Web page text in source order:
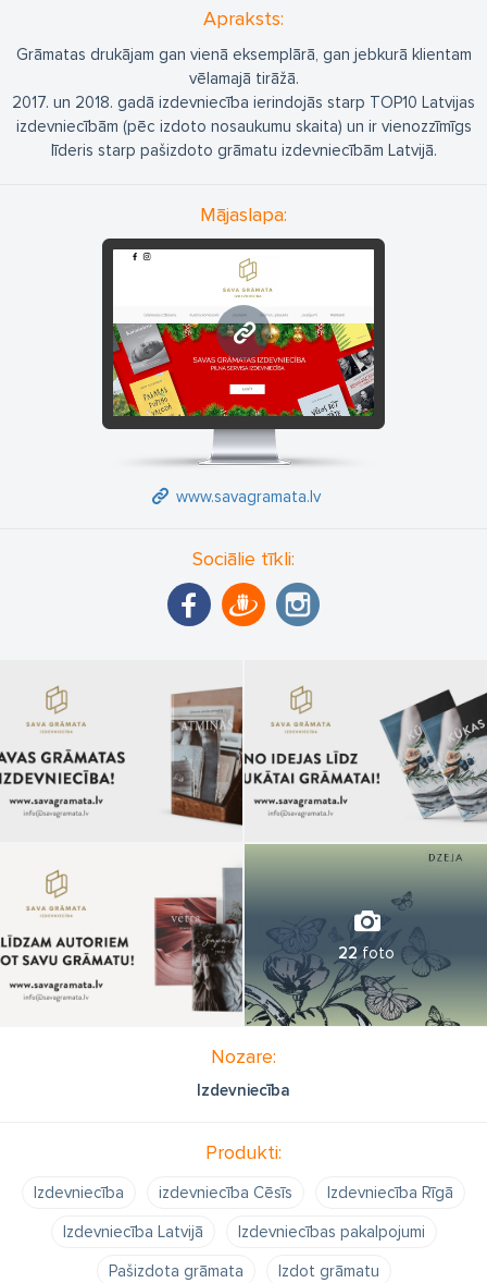
Apraksts:
Grāmatas drukājam gan vienā eksemplārā, gan jebkurā klientam
vēlamajā tirāžā.
2017. un 2018. gadā izdevniecība ierindojās starp TOP10 Latvijas
izdevniecībām (pēc izdoto nosaukumu skaita) un ir vienozzīmīgs
līderis starp pašizdoto grāmatu izdevniecībām Latvijā.
Mājaslapa:
www.savagramata.lv
www.savagramata.lv
Sociālie tīkli:
22foto
Nozare:
Izdevniecība
Produkti:
Izdevniecība izdevniecība Cēsīs
Izdevniecība Rīgā
Izdevniecība Latvijā
Izdevniecības pakalpojumi
Pašizdota grāmata
Izdot grāmatu